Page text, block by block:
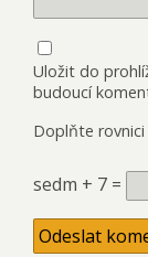
Uložit do
budoucí
Doplňte
sedm + 7 =